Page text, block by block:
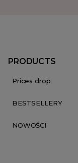
PRODUCTS
Prices drop
BESTSELLERY
NOWOŚCI